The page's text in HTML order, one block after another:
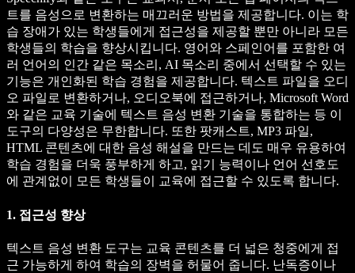
트를 음성으로 변환하는 매끄러운 방법을 제공합니다. 이는 학
습 장애가 있는 학생들에게 접근성을 제공할 뿐만 아니라 모든
학생들의 학습을 향상시킵니다. 영어와 스페인어를 포함한 여
러 언어의 인간 같은 목소리, AI 목소리 중에서 선택할 수 있는
기능은 개인화된 학습 경험을 제공합니다. 텍스트 파일을 오디
오 파일로 변환하거나, 오디오북에 접근하거나, Microsoft Word
와 같은 교육 기술에 텍스트 음성 변환 기술을 통합하는 등 이
도구의 다양성은 무한합니다. 또한 팟캐스트, MP3 파일,
HTML 콘텐츠에 대한 음성 해설을 만드는 데도 매우 유용하여
학습 경험을 더욱 풍부하게 하고, 읽기 능력이나 언어 선호도
에 관계없이 모든 학생들이 교육에 접근할 수 있도록 합니다.
1. 접근성 향상
텍스트 음성 변환 도구는 교육 콘텐츠를 더 넓은 청중에게 접
근 가능하게 하여 학습의 장벽을 허물어 줍니다. 난독증이나